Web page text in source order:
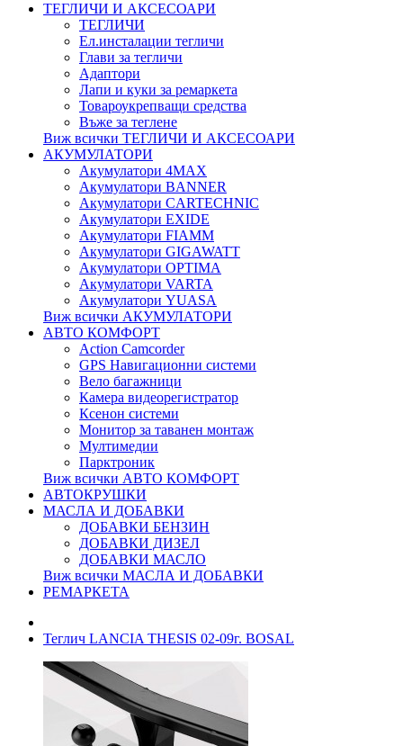
ТЕГЛИЧИ И АКСЕСОАРИ
ТЕГЛИЧИ
Eл.инсталации тегличи
Глави за тегличи
Адаптори
Лапи и куки за ремаркета
Товароукрепващи средства
Въже за теглене
Виж всички ТЕГЛИЧИ И АКСЕСОАРИ
АКУМУЛАТОРИ
Акумулатори 4MAX
Акумулатори BANNER
Акумулатори CARTECHNIC
Акумулатори EXIDE
Акумулатори FIAMM
Акумулатори GIGAWATT
Акумулатори OPTIMA
Акумулатори VARTA
Акумулатори YUASA
Виж всички АКУМУЛАТОРИ
АВТО КОМФОРТ
Action Camcorder
GPS Навигационни системи
Вело багажници
Камера видеорегистратор
Ксенон системи
Монитор за таванен монтаж
Мултимедии
Парктроник
Виж всички АВТО КОМФОРТ
АВТОКРУШКИ
МАСЛА И ДОБАВКИ
ДОБАВКИ БЕНЗИН
ДОБАВКИ ДИЗЕЛ
ДОБАВКИ МАСЛО
Виж всички МАСЛА И ДОБАВКИ
РЕМАРКЕТА
Теглич LANCIA THESIS 02-09г. BOSAL